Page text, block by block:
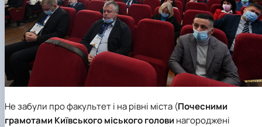
Не забули про факультет і на рівні міста (Почесними
грамотами Київського міського голови нагороджені